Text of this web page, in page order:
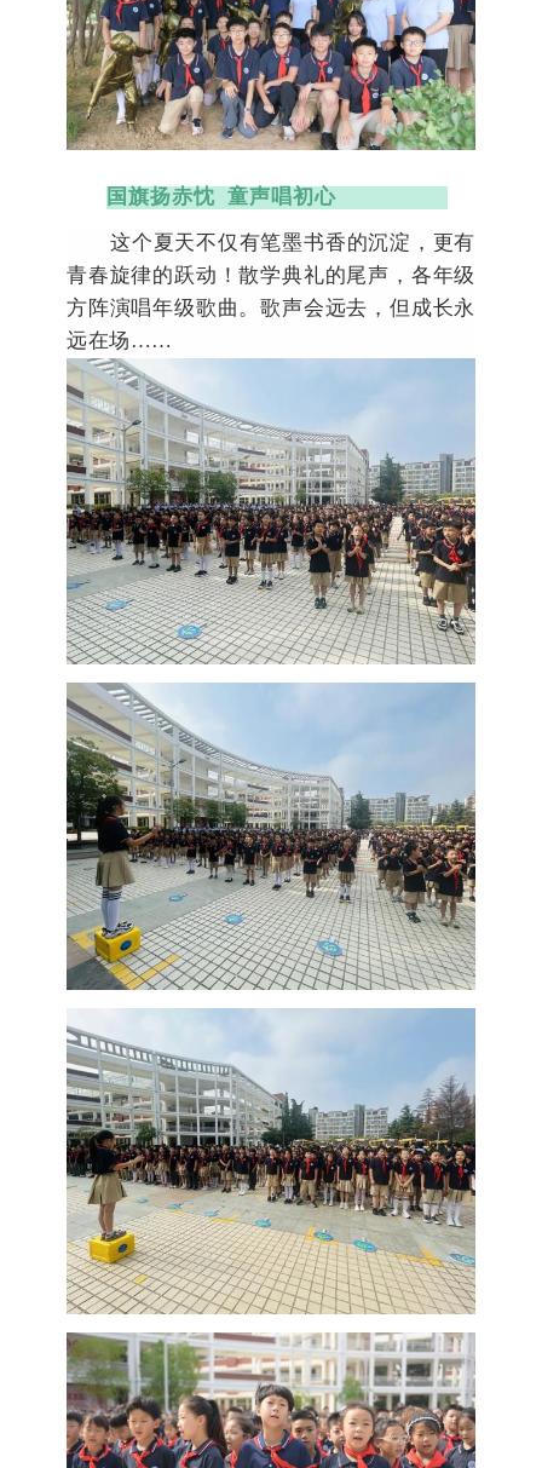
国旗扬赤忱 童声唱初心
这个夏天不仅有笔墨书香的沉淀，更有
青春旋律的跃动！散学典礼的尾声，各年级
方阵演唱年级歌曲。歌声会远去，但 成长永
远在场 ……